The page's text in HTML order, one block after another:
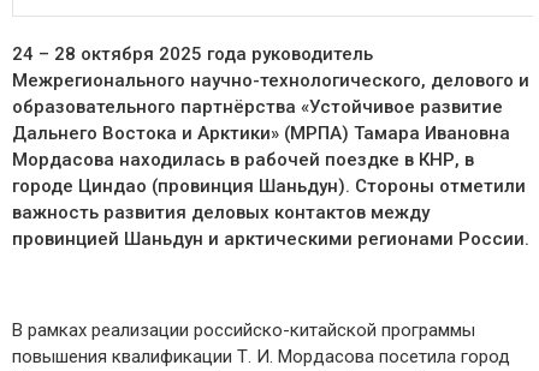
24 – 28 октября 2025 года руководитель
Межрегионального научно-технологического, делового и
образовательного партнёрства «Устойчивое развитие
Дальнего Востока и Арктики» (МРПА) Тамара Ивановна
Мордасова находилась в рабочей поездке в КНР, в
городе Циндао (провинция Шаньдун). Стороны отметили
важность развития деловых контактов между
провинцией Шаньдун и арктическими регионами России.
В рамках реализации российско-китайской программы
повышения квалификации Т. И. Мордасова посетила город